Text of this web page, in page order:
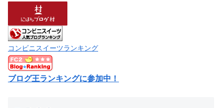
コンビニスイーツランキング
ブログ王ランキングに参加中！